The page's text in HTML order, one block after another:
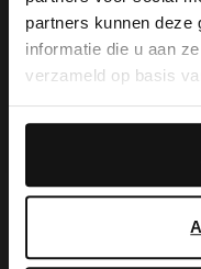
partners kunnen deze
informatie die u aan
verzameld op basis
-50%
-10% EXTRA
It looks like your
you like to switch
English